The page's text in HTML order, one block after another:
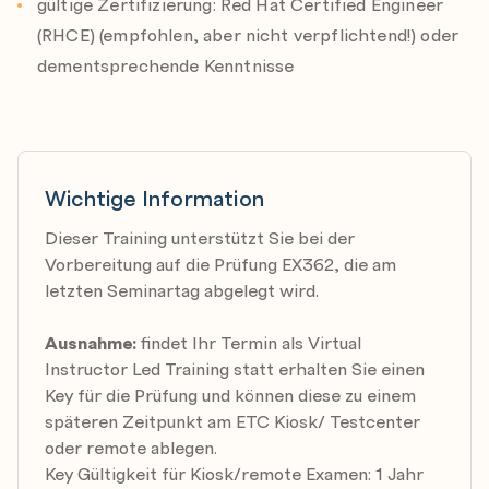
secrets, and two-factor authentication.
Integrating Identity Management with Active
ID views to map POSIX attributes to Active
Directory users.
Integrating Identity Management with Red Hat
Utilities
Integrate an Identity Management deployment
with Red Hat Satellite and Red Hat Ansible
Automation Platform.
Troubleshooting and Disaster Recovery Planning
for IdM
(RHCE) (empfohlen, aber nicht verpflichtend!) oder
dementsprechende Kenntnisse
Wichtige Information
Dieser Training unterstützt Sie bei der
Vorbereitung auf die Prüfung EX362, die am
letzten Seminartag abgelegt wird.
Ausnahme:findet Ihr Termin als Virtual
Instructor Led Training statt erhalten Sie einen
Key für die Prüfung und können diese zu einem
späteren Zeitpunkt am ETC Kiosk/ Testcenter
oder remote ablegen.
Key Gültigkeit für Kiosk/remote Examen: 1 Jahr